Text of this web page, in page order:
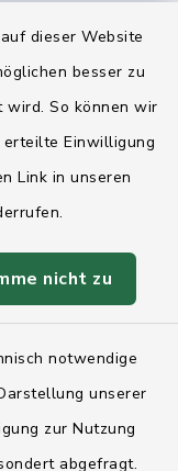
dieser Website
besser zu
wird. So können wir
Einwilligung
Link in unseren
nicht zu
notwendige
unserer
zur Nutzung
abgefragt.